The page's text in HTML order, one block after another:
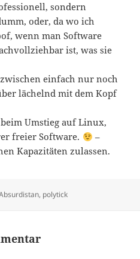
sondern
oder, da wo ich
wenn man Software
ist, was sie
einfach nur noch
lächelnd mit dem Kopf
Umstieg auf Linux,
freier Software.
–
Kapazitäten zulassen.
, polytick